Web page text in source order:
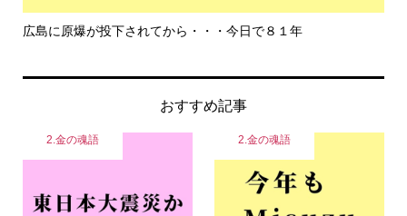
広島に原爆が投下されてから・・・今日で８１年
おすすめ記事
2.金の魂語 2.金の魂語